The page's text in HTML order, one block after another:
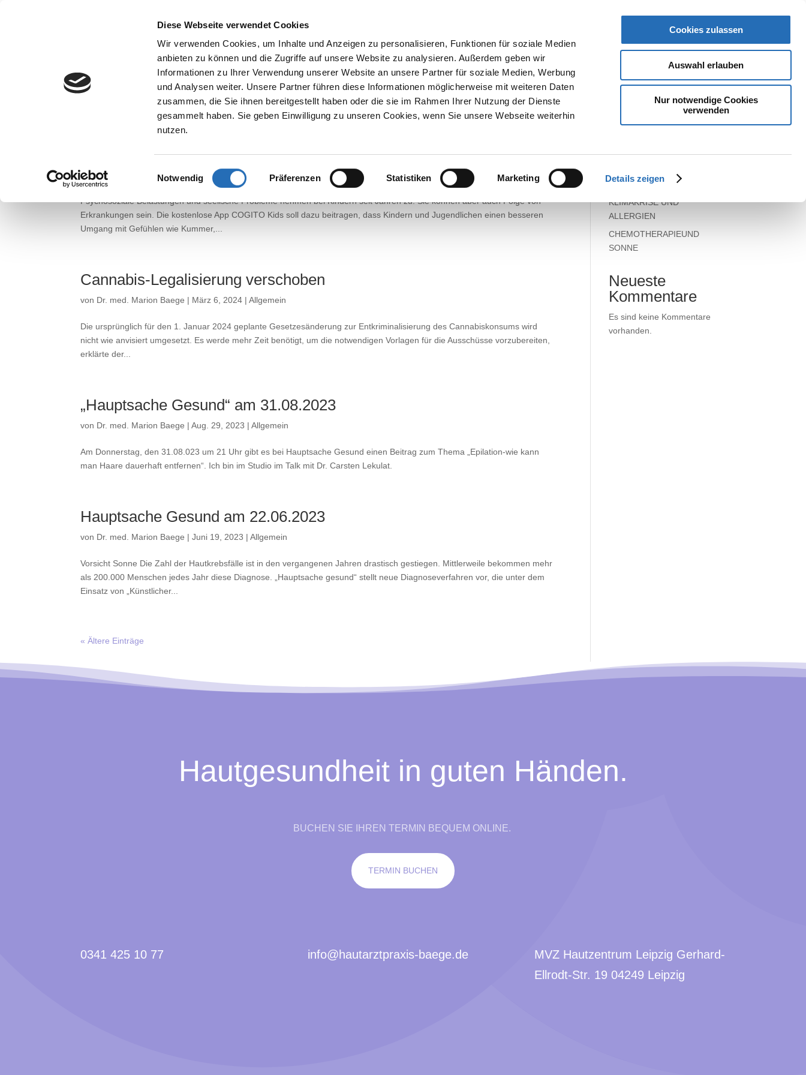
Diese Webseite verwendet Cookies
Wir verwenden Cookies, um Inhalte und Anzeigen zu personalisieren, Funktionen für soziale Medien
anbieten zu können und die Zugriffe auf unsere Website zu analysieren. Außerdem geben wir
Informationen zu Ihrer Verwendung unserer Website an unsere Partner für soziale Medien, Werbung
und Analysen weiter. Unsere Partner führen diese Informationen möglicherweise mit weiteren Daten
zusammen, die Sie ihnen bereitgestellt haben oder die sie im Rahmen Ihrer Nutzung der Dienste
gesammelt haben. Sie geben Einwilligung zu unseren Cookies, wenn Sie unsere Webseite weiterhin
nutzen.
Einwilligungsauswahl
Notwendig Präferenzen Statistiken Marketing Details zeigen
Cookies zulassen
Auswahl erlauben
Nur notwendige Cookies
verwenden
KONTAKTIEREN SIE UNS
MDR Mittagsmagazin am 30.04.2024
Dr. med. Marion Baege|März 6, 2024|Allgemein
Am 30.04.2024 ist Frau Dr. Marion Baege zu Gast beim MDR Mittagsmagazin. Dieses Mal steht das Thema „Vitiligo –
endlich eine Therapieoption für die Weisfleckenkrankheit“ im Mittelpunkt.
COGITO Kids App
vonDr. med. Marion Baege|März 6, 2024| Allgemein
Psychosoziale Belastungen und seelische Probleme nehmen bei Kindern seit Jahren zu. Sie können aber auch Folge von
Erkrankungen sein. Die kostenlose App COGITO Kids soll dazu beitragen, dass Kindern und Jugendlichen einen besseren
Umgang mit Gefühlen wie Kummer,...
Cannabis-Legalisierung verschoben
von Dr. med. Marion Baege | März 6, 2024 |Allgemein
Die ursprünglich für den 1. Januar 2024 geplante Gesetzesänderung zur Entkriminalisierung des Cannabiskonsums wird
nicht wie anvisiert umgesetzt. Es werde mehr Zeit benötigt, um die notwendigen Vorlagen für die Ausschüsse vorzubereiten,
erklärte der...
„Hauptsache Gesund“ am 31.08.2023
von Dr. med. Marion Baege |Aug. 29, 2023 |Allgemein
Am Donnerstag, den 31.08.023 um 21 Uhr gibt es bei Hauptsache Gesund einen Beitrag zum Thema „Epilation-wie kann
man Haare dauerhaft entfernen“. Ich bin im Studio im Talk mit Dr. Carsten Lekulat.
Hauptsache Gesund am 22.06.2023
von Dr. med. Marion Baege |Juni 19, 2023 |Allgemein
Vorsicht Sonne Die Zahl der Hautkrebsfälle ist in den vergangenen Jahren drastisch gestiegen. Mittlerweile bekommen mehr
als 200.000 Menschen jedes Jahr diese Diagnose. „Hauptsache gesund“ stellt neue Diagnoseverfahren vor, die unter dem
Einsatz von „Künstlicher...
« Ältere Einträge
Suchen
Neueste
Beiträge
Haut & Schwangerschaft
Geschlechtskrankheiten
KLIMAKRISE UND
ALLERGIEN
CHEMOTHERAPIEUND
SONNE
Neueste
Kommentare
Es sind keine Kommentare
vorhanden.
Hautgesundheit in guten Händen.
BUCHEN SIE IHREN TERMIN BEQUEM ONLINE.
TERMIN BUCHEN
0341 425 10 77 info@hautarztpraxis-baege.de
MVZ Hautzentrum Leipzig Gerhard-
Ellrodt-Str. 19 04249 Leipzig